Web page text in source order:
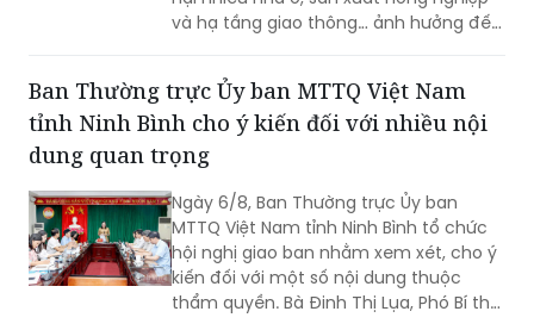
Ban Thường trực Ủy ban MTTQ Việt Nam
dung quan trọng
Ngày 6/8, Ban Thường trực Ủy ban
MTTQ Việt Nam tỉnh Ninh Bình tổ chức
hội nghị giao ban nhằm xem xét, cho ý
kiến đối với một số nội dung thuộc
thẩm quyền. Bà Đinh Thị Lụa, Phó Bí thư
Tỉnh ủy, Chủ tịch Ủy ban MTTQ Việt
Nam tỉnh dự và chỉ đạo hội nghị. Tham
dự có các thành viên Ban Thường trực
Bộ CHQS tỉnh Quảng Trị bàn giao khu vui